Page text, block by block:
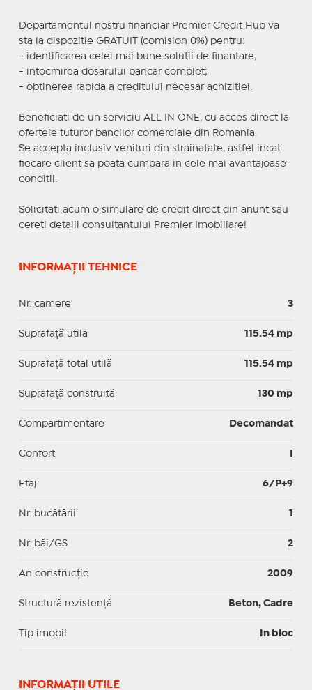
Departamentul nostru financiar Premier Credit Hub va
sta la dispozitie GRATUIT (comision 0%) pentru:
- identificarea celei mai bune solutii de finantare;
- intocmirea dosarului bancar complet;
- obtinerea rapida a creditului necesar achizitiei.
Beneficiati de un serviciu ALL IN ONE, cu acces direct la
ofertele tuturor bancilor comerciale din Romania.
Se accepta inclusiv venituri din strainatate, astfel incat
fiecare client sa poata cumpara in cele mai avantajoase
conditii.
Solicitati acum o simulare de credit direct din anunt sau
cereti detalii consultantului Premier Imobiliare!
INFORMAȚII TEHNICE
Nr. camere 3
Suprafaţă utilă 115.54 mp
Suprafaţă total utilă 115.54 mp
Suprafaţă construită 130 mp
Compartimentare Decomandat
Confort
Etaj 6/P+9
Nr. bucătării 1
Nr. băi/GS 2
An construcție 2009
Structură rezistență Beton, Cadre
Tip imobil In bloc
INFORMAŢII UTILE